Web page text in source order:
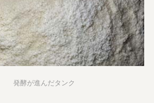
発酵が進んだタンク